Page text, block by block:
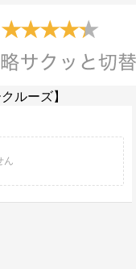
ルーズ】